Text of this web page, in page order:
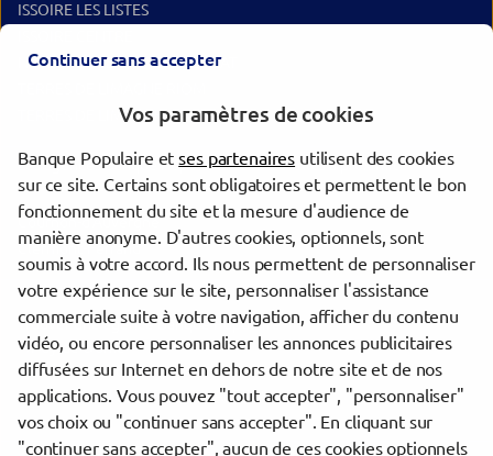
ISSOIRE LES LISTES
NORD DE CLERMONT CEBAZAT
TERRES DE LIMAGNE MOZAC
Les agences Banque Populaire dans les villes à proximité
Cournon-d'Auvergne
Clermont-Ferrand
Trouver une agence Banque Populaire
Puy-de-Dôme
Les Martres-de-Veyre
PORTES DU ZENITH LES MARTRES
Continuer sans accepter
Vos paramètres de cookies
Banque Populaire etses partenaires utilisent des cookies
sur ce site. Certains sont obligatoires et permettent le bon
fonctionnement du site et la mesure d'audience de
manière anonyme. D'autres cookies, optionnels, sont
soumis à votre accord. Ils nous permettent de personnaliser
votre expérience sur le site, personnaliser l'assistance
commerciale suite à votre navigation, afficher du contenu
vidéo, ou encore personnaliser les annonces publicitaires
diffusées sur Internet en dehors de notre site et de nos
applications. Vous pouvez "tout accepter", "personnaliser"
vos choix ou "continuer sans accepter". En cliquant sur
"continuer sans accepter", aucun de ces cookies optionnels